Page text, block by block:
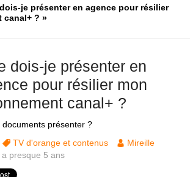
je présenter en agence pour résilier
canal+ ? »
dois-je présenter en
pour résilier mon
canal+ ?
documents présenter ?
TV d'orange et contenus
Mireille
a presque 5 ans